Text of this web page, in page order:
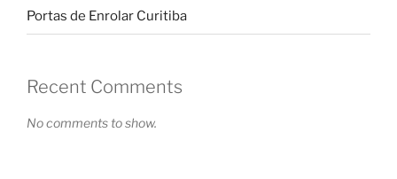
Portas de Enrolar Curitiba
Recent Comments
No comments to show.